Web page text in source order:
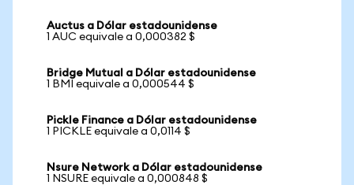
Auctus a Dólar estadounidense
1 AUC equivale a 0,000382 $
Bridge Mutual a Dólar estadounidense
1 BMI equivale a 0,000544 $
Pickle Finance a Dólar estadounidense
1 PICKLE equivale a 0,0114 $
Nsure Network a Dólar estadounidense
1 NSURE equivale a 0,000848 $